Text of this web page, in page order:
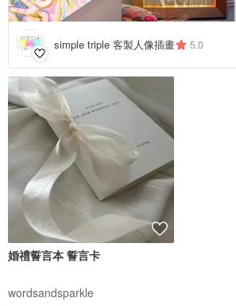
simple triple 客製人像插畫 5.0
婚禮誓言本 誓言卡
wordsandsparkle